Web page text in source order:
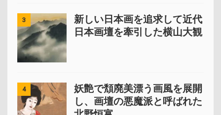
3
新しい日本画を追求して近代
日本画壇を牽引した横山大観
4
妖艶で頽廃美漂う画風を展開
し、画壇の悪魔派と呼ばれた